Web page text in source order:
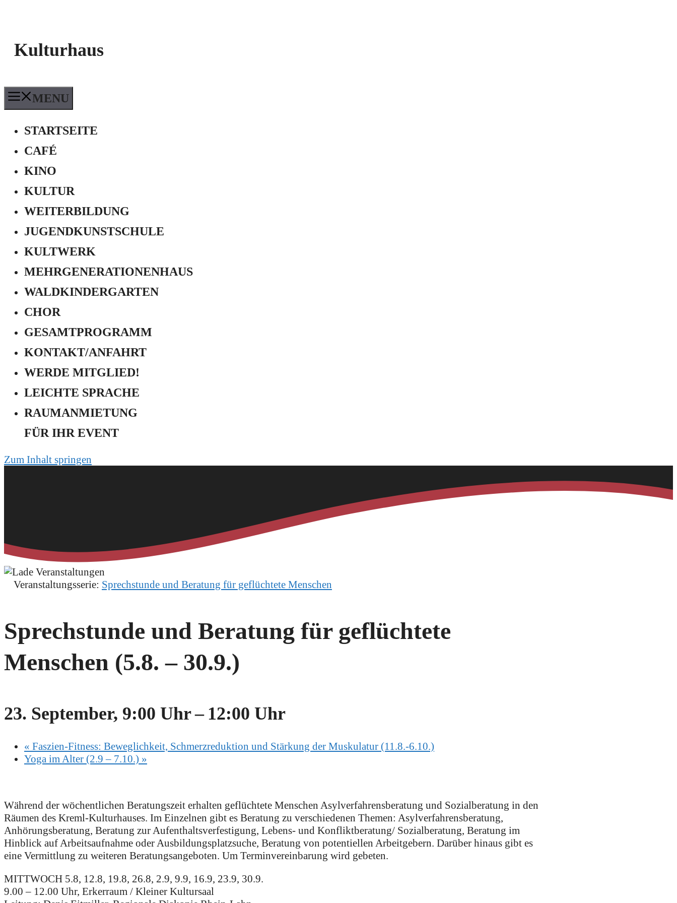
Kulturhaus
MENU
STARTSEITE
CAFÉ
KINO
KULTUR
WEITERBILDUNG
JUGEND­KUNSTSCHULE
KULTWERK
MEHRGENERATIONEN­HAUS
WALDKINDERGARTEN
CHOR
GESAMTPROGRAMM
KONTAKT/ANFAHRT
WERDE MITGLIED!
LEICHTE SPRACHE
RAUMANMIETUNG
FÜR IHR EVENT
Zum Inhalt springen
Veranstaltungsserie: Sprechstunde und Beratung für geflüchtete Menschen
Sprechstunde und Beratung für geflüchtete
Menschen (5.8. – 30.9.)
23. September, 9:00 Uhr– 12:00 Uhr
« Faszien-Fitness: Beweglichkeit, Schmerzreduktion und Stärkung der Muskulatur (11.8.-6.10.)
Yoga im Alter (2.9 – 7.10.) »
Während der wöchentlichen Beratungszeit erhalten geflüchtete Menschen Asylverfahrensberatung und Sozialberatung in den
Räumen des Kreml-Kulturhauses. Im Einzelnen gibt es Beratung zu verschiedenen Themen: Asylverfahrensberatung,
Anhörungsberatung, Beratung zur Aufenthaltsverfestigung, Lebens- und Konfliktberatung/ Sozialberatung, Beratung im
Hinblick auf Arbeitsaufnahme oder Ausbildungsplatzsuche, Beratung von potentiellen Arbeitgebern. Darüber hinaus gibt es
eine Vermittlung zu weiteren Beratungsangeboten. Um Terminvereinbarung wird gebeten.
MITTWOCH 5.8, 12.8, 19.8, 26.8, 2.9, 9.9, 16.9, 23.9, 30.9.
9.00 – 12.00 Uhr, Erkerraum / Kleiner Kultursaal